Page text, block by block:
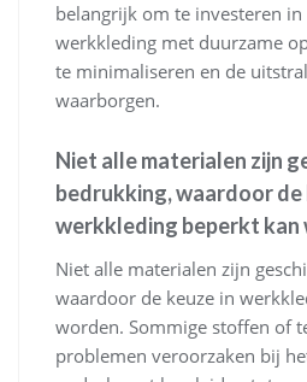
belangrijk om te investeren
werkkleding met duurzame
te minimaliseren en de
waarborgen.
Niet alle materialen zijn
bedrukking, waardoor de
werkkleding beperkt kan
Niet alle materialen zijn
waardoor de keuze in
worden. Sommige stoffen of
problemen veroorzaken bij